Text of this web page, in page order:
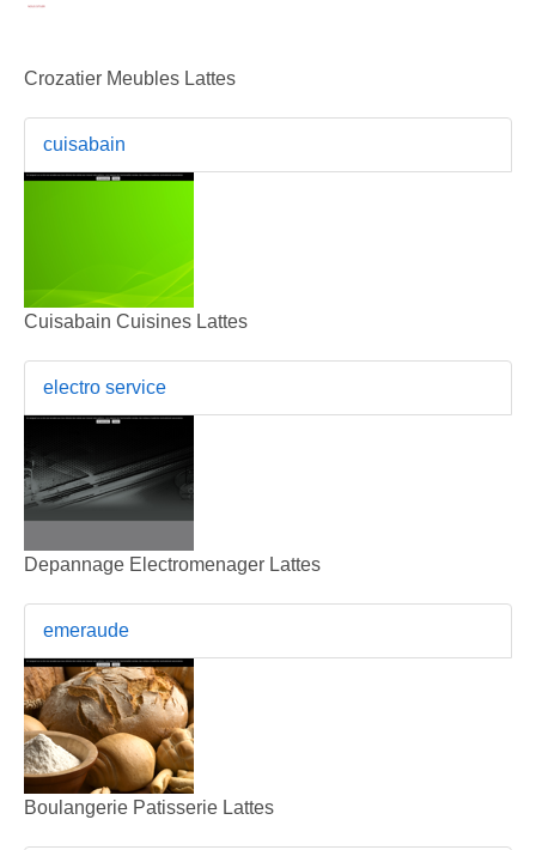
Crozatier Meubles Lattes
cuisabain
Cuisabain Cuisines Lattes
electro service
Depannage Electromenager Lattes
emeraude
Boulangerie Patisserie Lattes